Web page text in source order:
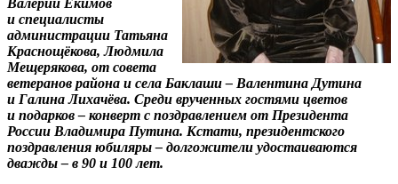
и специалисты
администрации Татьяна
Краснощёкова, Людмила
Мещерякова, от совета
ветеранов района и села Баклаши – Валентина Дутина
и Галина Лихачёва. Среди врученных гостями цветов
и подарков – конверт с поздравлением от Президента
России Владимира Путина. Кстати, президентского
поздравления юбиляры – долгожители удостаиваются
дважды – в 90 и 100 лет.